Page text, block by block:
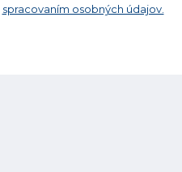
spracovaním osobných údajov.